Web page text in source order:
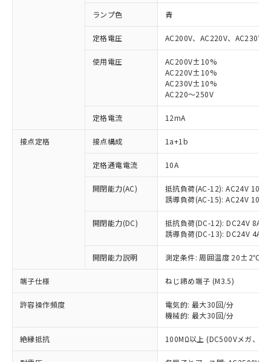
ランプ色 青
定格電圧 AC200V、AC220V、AC230V
使用電圧
AC200V±10%
AC220V±10%
AC230V±10%
AC220～250V
定格電流 12mA
接点定格 接点構成 1a+1b
定格通電電流 10A
開閉能力(AC)
抵抗負荷(AC-12): AC24V 10A/
誘導負荷(AC-15): AC24V
開閉能力(DC)
抵抗負荷(DC-12): DC24V 8A/
誘導負荷(DC-13): DC24V 4A/
開閉能力説明 測定条件: 周囲温度 20±2℃、
端子仕様 ねじ締め端子 (M3.5)
許容操作頻度
電気的: 最大30回/分
機械的: 最大30回/分
絶縁抵抗 100MΩ以上 (DC500Vメガ、点
ご利用条件
以下の条件をお読みいただき、同意のうえ
ご利用ください。
本サービスは、当社制御機器事業取扱
商品の当社在庫状況および標準価格
(税抜)を提供させていただくもので
当社制御機器事業取扱商品の中には、
本サービスの対象外となる商品もある
※1 対応状況
対応済み：EU RoHS指令（10物質）の
非含有に対応した製品が提供可能な商品で
対応予定：EU RoHS指令（10物質）の非含
有に対応した製品に切り替える予定のある
対応予定なし：EU RoHS指令（10物質）の
非含有に非対応の商品で、対応品を出す予
調査・確認中：EU RoHS指令（10物質）の
非含有の対応状況を調査中または確認中の
商品です。
非該当品：ライセンス料など無形物で、有
害物質有無と関係のない商品です。
仕入先様の事情により、非含有部品として
いたものが、含有品と判明した場合などや
「○」：最大均質材料含有率が中国RoHSの
基準値以下であることを示します。
「×」：最大均質材料含有率が中国RoHSの
基準値を超えていることを示します。
当社は、これら貴社製品のうち、外国